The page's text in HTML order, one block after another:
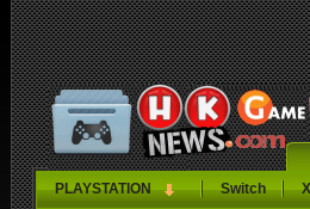
PLAYSTATION Switch